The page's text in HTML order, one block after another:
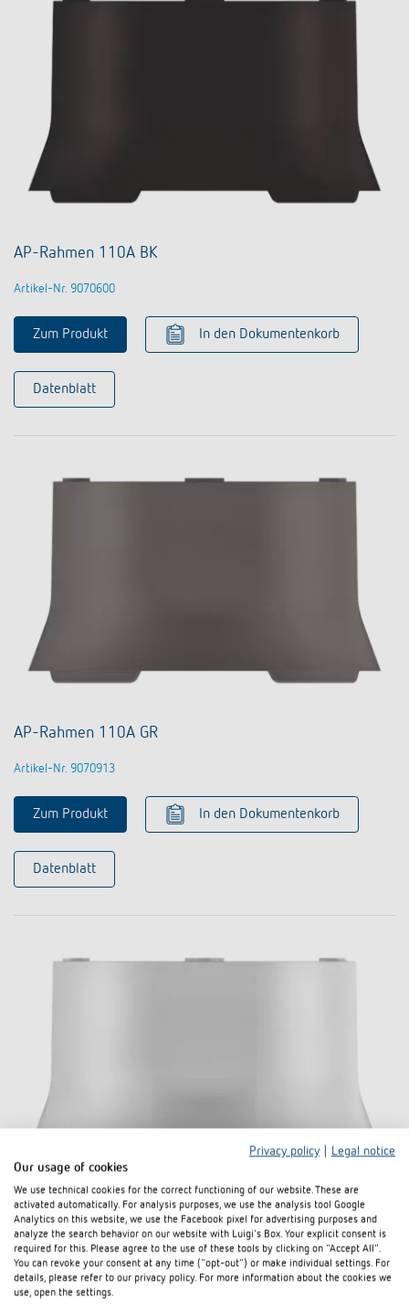
AP-Rahmen 110A BK
Artikel-Nr. 9070600
Zum Produkt In den Dokumentenkorb
Datenblatt
AP-Rahmen 110A GR
Artikel-Nr. 9070913
Zum Produkt In den Dokumentenkorb
Datenblatt
AP-Rahmen 110A WH
Artikel-Nr. 9070912
Zum Produkt
Privacy policy
Legal notice
Our usage of cookies
We use technical cookies for the correct functioning of our website. These are
activated automatically. For analysis purposes, we use the analysis tool Google
Analytics on this website, we use the Facebook pixel for advertising purposes and
analyze the search behavior on our website with Luigi's Box. Your explicit consent is
required for this. Please agree to the use of these tools by clicking on "Accept All".
You can revoke your consent at any time ("opt-out") or make individual settings. For
details, please refer to our privacy policy. For more information about the cookies we
use, open the settings.